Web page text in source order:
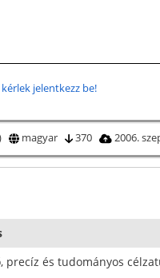
jelentkezz be!
magyar 370 2006.
precíz és tudományos